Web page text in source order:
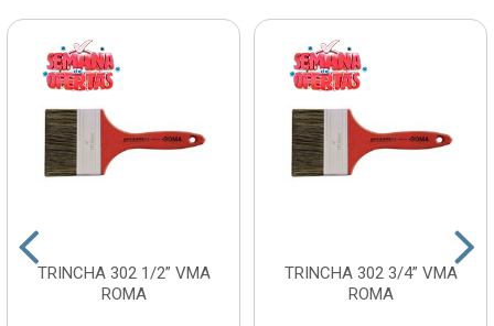
TRINCHA 302 1/2” VMA
ROMA
TRINCHA 302 3/4” VMA
ROMA